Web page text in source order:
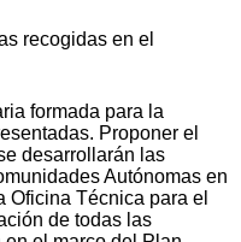
recogidas en el
formada para la
Proponer el
desarrollarán las
Autónomas en
Oficina Técnica para el
de todas las